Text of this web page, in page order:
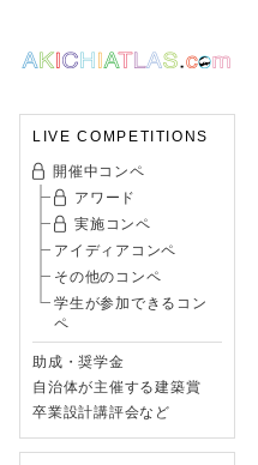
LIVE COMPETITIONS
開催中コンペ
アワード
実施コンペ
アイディアコンペ
その他のコンペ
学生が参加できるコン
ペ
助成・奨学金
自治体が主催する建築賞
卒業設計講評会など